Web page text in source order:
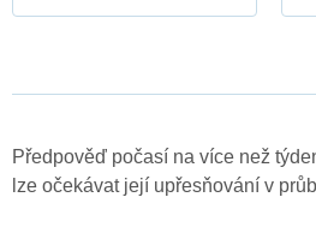
Předpověď počasí na více než
lze očekávat její upřesňování v